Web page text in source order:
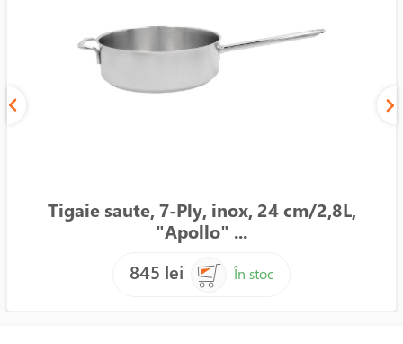
Tigaie saute, 7-Ply, inox, 24 cm/2,8L,
"Apollo" ...
845 lei
În stoc